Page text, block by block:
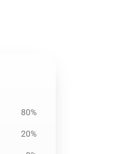
80%
20%